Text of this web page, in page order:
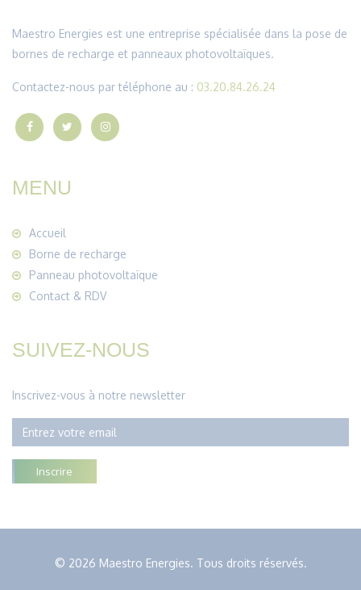
Maestro Energies est une entreprise spécialisée dans la pose de
bornes de recharge et panneaux photovoltaïques.
Contactez-nous par téléphone au : 03.20.84.26.24
MENU
Accueil
Borne de recharge
Panneau photovoltaïque
Contact & RDV
SUIVEZ-NOUS
Inscrivez-vous à notre newsletter
Inscrire
© 2026 Maestro Energies. Tous droits réservés.